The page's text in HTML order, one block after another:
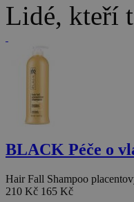
Lidé, kteří
BLACK Péče o
Hair Fall Shampoo
210 Kč 165 Kč